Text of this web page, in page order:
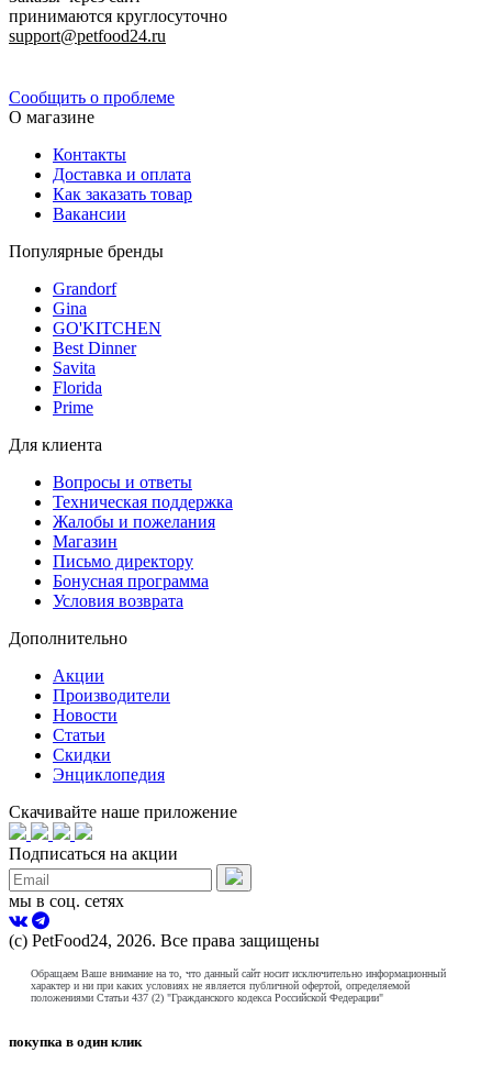
принимаются круглосуточно
support@petfood24.ru
Сообщить о проблеме
О магазине
Контакты
Доставка и оплата
Как заказать товар
Вакансии
Популярные бренды
Grandorf
Gina
GO'KITCHEN
Best Dinner
Savita
Florida
Prime
Для клиента
Вопросы и ответы
Техническая поддержка
Жалобы и пожелания
Магазин
Письмо директору
Бонусная программа
Условия возврата
Дополнительно
Акции
Производители
Новости
Статьи
Скидки
Энциклопедия
Скачивайте наше приложение
Подписаться на акции
мы в соц. сетях
(с) PetFood24, 2026. Все права защищены
Обращаем Ваше внимание на то, что данный сайт носит исключительно информационный
характер и ни при каких условиях не является публичной офертой, определяемой
положениями Статьи 437 (2) "Гражданского кодекса Российской Федерации"
покупка в один клик